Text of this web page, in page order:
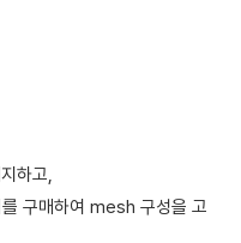
하고,
구매하여 mesh 구성을 고